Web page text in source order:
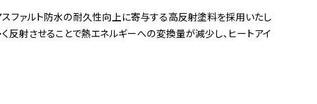
ファルト防水の耐久性向上に寄与する高反射塗料を採用いたし
反射させることで熱エネルギーへの変換量が減少し、ヒートアイ